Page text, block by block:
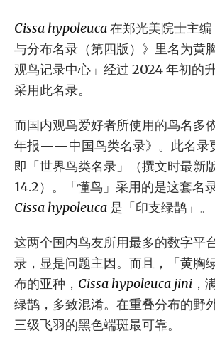
Cissa hypoleuca在郑光美院士主
与分布名录（第四版）》里名为黄
观鸟记录中心」经过 2024 年初的
采用此名录。
而国内观鸟爱好者所使用的鸟名多
年报——中国鸟类名录》。此名录
即「世界鸟类名录」（撰文时最新
14.2）。「懂鸟」采用的是这套名
Cissa hypoleuca 是「印支绿鹊」。
这两个国内鸟友所用最多的数字平
录，显是问题主因。而且，「黄胸
布的亚种， Cissa hypoleuca jini ，
绿鹊，多致混淆。在重叠分布的野
三级飞羽的黑色端斑最可靠。